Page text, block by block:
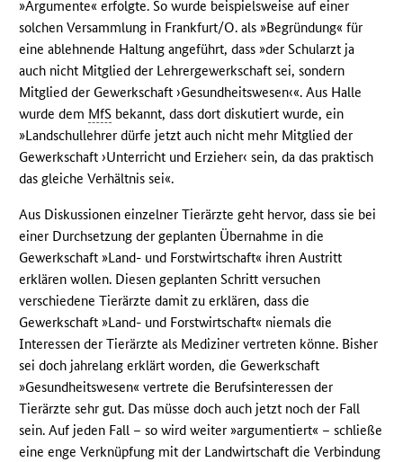
»Argumente« erfolgte. So wurde beispielsweise auf einer
solchen Versammlung in Frankfurt/O. als »Begründung« für
eine ablehnende Haltung angeführt, dass »der Schularzt ja
auch nicht Mitglied der Lehrergewerkschaft sei, sondern
Mitglied der Gewerkschaft ›Gesundheitswesen‹«. Aus Halle
wurde dem MfS bekannt, dass dort diskutiert wurde, ein
»Landschullehrer dürfe jetzt auch nicht mehr Mitglied der
Gewerkschaft ›Unterricht und Erzieher‹ sein, da das praktisch
das gleiche Verhältnis sei«.
Aus Diskussionen einzelner Tierärzte geht hervor, dass sie bei
einer Durchsetzung der geplanten Übernahme in die
Gewerkschaft »Land- und Forstwirtschaft« ihren Austritt
erklären wollen. Diesen geplanten Schritt versuchen
verschiedene Tierärzte damit zu erklären, dass die
Gewerkschaft »Land- und Forstwirtschaft« niemals die
Interessen der Tierärzte als Mediziner vertreten könne. Bisher
sei doch jahrelang erklärt worden, die Gewerkschaft
»Gesundheitswesen« vertrete die Berufsinteressen der
Tierärzte sehr gut. Das müsse doch auch jetzt noch der Fall
sein. Auf jeden Fall – so wird weiter »argumentiert« – schließe
eine enge Verknüpfung mit der Landwirtschaft die Verbindung